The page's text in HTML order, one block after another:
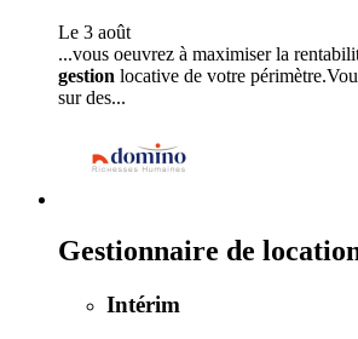
Le 3 août
...vous oeuvrez à maximiser la
gestion locative de votre
sur des...
Gestionnaire de
Intérim